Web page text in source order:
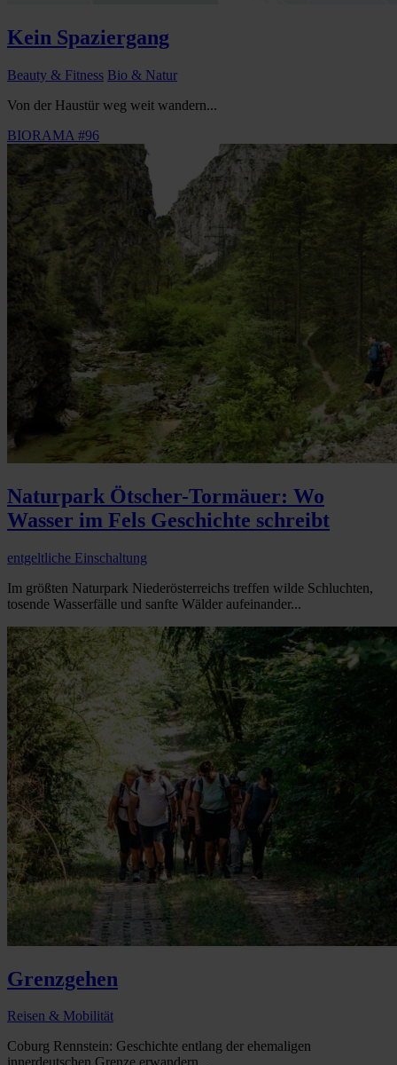
Kein Spaziergang
Beauty & Fitness Bio & Natur
Von der Haustür weg weit wandern...
BIORAMA #96
Naturpark Ötscher-Tormäuer: Wo
Wasser im Fels Geschichte schreibt
entgeltliche Einschaltung
Im größten Naturpark Niederösterreichs treffen wilde Schluchten,
tosende Wasserfälle und sanfte Wälder aufeinander...
Grenzgehen
Reisen & Mobilität
Coburg Rennstein: Geschichte entlang der ehemaligen